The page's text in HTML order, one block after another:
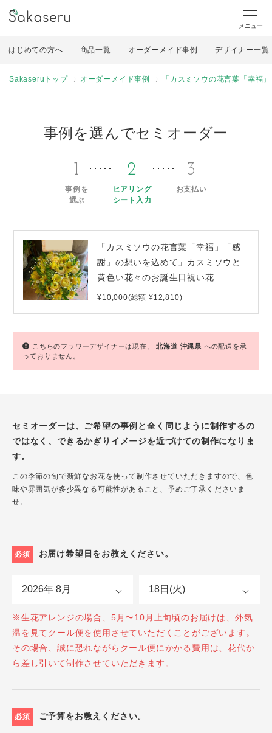
メニュー
はじめての方へ 商品一覧 オーダーメイド事例 デザイナー一覧
Sakaseruトップ オーダーメイド事例 「カスミソウの花言葉「幸福
事例を選んでセミオーダー
1
事例を
選ぶ
2
ヒアリング
シート入力
3
お支払い
「カスミソウの花言葉「幸福」「感
謝」の想いを込めて」カスミソウと
黄色い花々のお誕生日祝い花
¥10,000(総額 ¥12,810)
こちらのフラワーデザイナーは現在、北海道 沖縄県 への配送を承
っておりません。
セミオーダーは、ご希望の事例と全く同じように制作するの
ではなく、できるかぎりイメージを近づけての制作になりま
す。
この季節の旬で新鮮なお花を使って制作させていただきますので、色
味や雰囲気が多少異なる可能性があること、予めご了承くださいま
せ。
必須 お届け希望日をお教えください。
※生花アレンジの場合、5月〜10月上旬頃のお届けは、外気
温を見てクール便を使用させていただくことがございます。
その場合、誠に恐れながらクール便にかかる費用は、花代か
ら差し引いて制作させていただきます。
必須 ご予算をお教えください。